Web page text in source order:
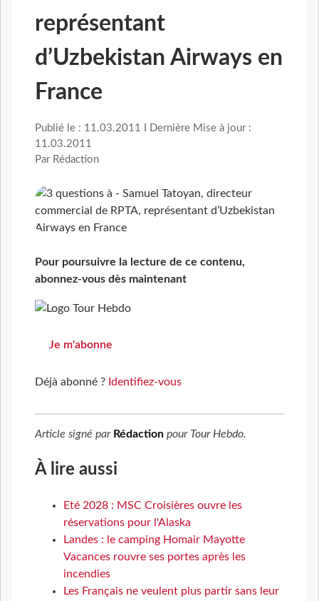
représentant
d’Uzbekistan Airways en
France
Publié le : 11.03.2011 I Dernière Mise à jour :
11.03.2011
Par Rédaction
Pour poursuivre la lecture de ce contenu,
abonnez-vous dès maintenant
Je m'abonne
Déjà abonné ? Identifiez-vous
Article signé par Rédaction pour Tour Hebdo.
À lire aussi
Eté 2028 : MSC Croisières ouvre les
réservations pour l'Alaska
Landes : le camping Homair Mayotte
Vacances rouvre ses portes après les
incendies
Les Français ne veulent plus partir sans leur